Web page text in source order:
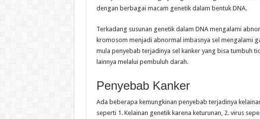
dengan berbagai macam genetik dalam bentuk DNA.
Terkadang susunan genetik dalam DNA mengalami
kromosom menjadi abnormal imbasnya sel mengalami
mula penyebab terjadinya sel kanker yang bisa tumbuh
lainnya melalui pembuluh darah.
Penyebab Kanker
Ada beberapa kemungkinan penyebab terjadinya
seperti 1. Kelainan genetik karena keturunan, 2. virus